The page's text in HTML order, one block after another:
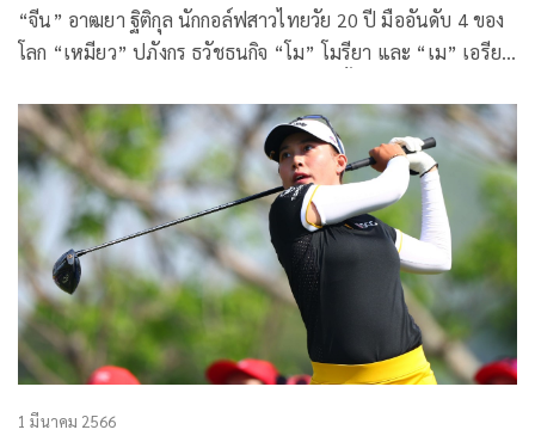
“จีน” อาฒยา ฐิติกุล นักกอล์ฟสาวไทยวัย 20 ปี มืออันดับ 4 ของ
โลก “เหมียว” ปภังกร ธวัชธนกิจ “โม” โมรียา และ “เม” เอรียา
แข่งขันไล่ล่าแชมป์รายการแอลพีจีเอ ไดรฟ์ ออน แชมเปียนชิพ
ที่รัฐแอริโซนา ประเทศสหรัฐอเมริกา ระหว่างวันที่ 23-26
มีนาคม ชิงเงินรางวัลรวมกว่า 59.5 ล้านบาท เป็นรายการแบบ
ฟูล-ฟิลด์ รายการแรกในฤดูกาลนี้ ประชันกับนักกอล์ฟระดับชั้น
นำของโลกอีกมากมาย
1 มีนาคม 2566